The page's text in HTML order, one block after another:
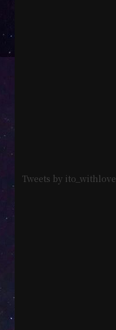
Tweets by ito_withlove